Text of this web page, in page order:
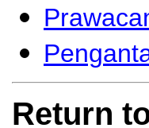
Return